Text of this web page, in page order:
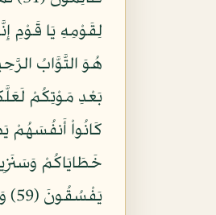
لِقَوْمِهِ يَا قَوْمِ